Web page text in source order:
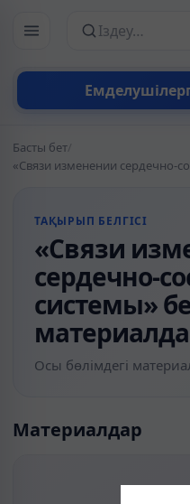
Сайттан іздеу
Басты бет/
ТАҚЫРЫП БЕЛГІСІ
«Связи
сердечно-
системы»
Осы бөлімдегі
Материалдар